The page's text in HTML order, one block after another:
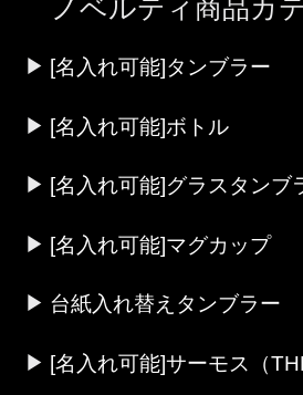
ノベルティ商品カ
[名入れ可能]タンブラー
[名入れ可能]ボトル
[名入れ可能]グラスタンブ
[名入れ可能]マグカップ
台紙入れ替えタンブラー
[名入れ可能]サーモス（